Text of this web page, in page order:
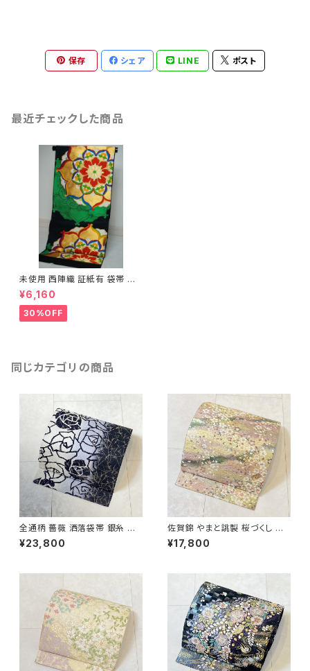
保存 シェア LINE ポスト
最近チェックした商品
未使用 西陣織 証紙有 袋帯 唐
花文様 金糸 黒 046
¥6,160
30%OFF
同じカテゴリの商品
全通柄 薔薇 洒落袋帯 銀糸 長
尺 正絹 白 黒 青紫 659
¥23,800
佐賀錦 やまと誂製 桜づくし 袋
帯 正絹 金銀糸 ラメ ピンク 白
722
¥17,800